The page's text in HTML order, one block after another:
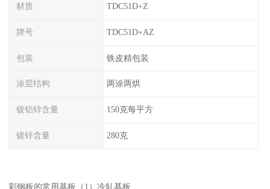
材质 TDC51D+Z
牌号 TDC51D+AZ
包装 铁皮精包装
涂层结构 两涂两烘
镀铝锌含量 150克每平方
镀锌含量 280克
彩钢板的常用基板（1）冷轧基板